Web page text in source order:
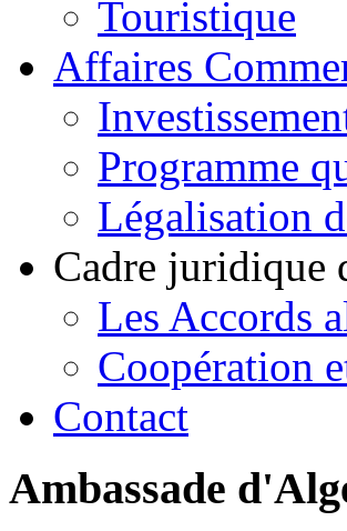
Touristique
Affaires
Programme
Légalisation
Cadre juridique
Les Accords
Coopération
Contact
Ambassade